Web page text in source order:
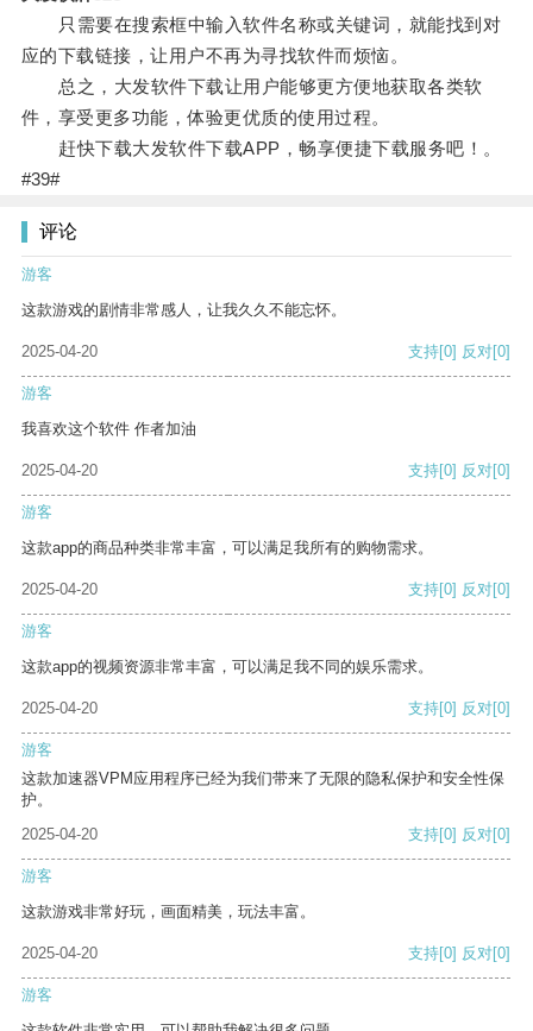
只需要在搜索框中输入软件名称或关键词，就能找到对
应的下载链接，让用户不再为寻找软件而烦恼。
总之，大发软件下载让用户能够更方便地获取各类软
件，享受更多功能，体验更优质的使用过程。
赶快下载大发软件下载APP，畅享便捷下载服务吧！。
#39#
评论
游客
这款游戏的剧情非常感人，让我久久不能忘怀。
2025-04-20 支持[0] 反对[0]
游客
我喜欢这个软件 作者加油
2025-04-20 支持[0] 反对[0]
游客
这款app的商品种类非常丰富，可以满足我所有的购物需求。
2025-04-20 支持[0] 反对[0]
游客
这款app的视频资源非常丰富，可以满足我不同的娱乐需求。
2025-04-20 支持[0] 反对[0]
游客
这款加速器VPM应用程序已经为我们带来了无限的隐私保护和安全性保
护。
2025-04-20
支持[0] 反对[0]
游客
这款游戏非常好玩，画面精美，玩法丰富。
2025-04-20 支持[0] 反对[0]
游客